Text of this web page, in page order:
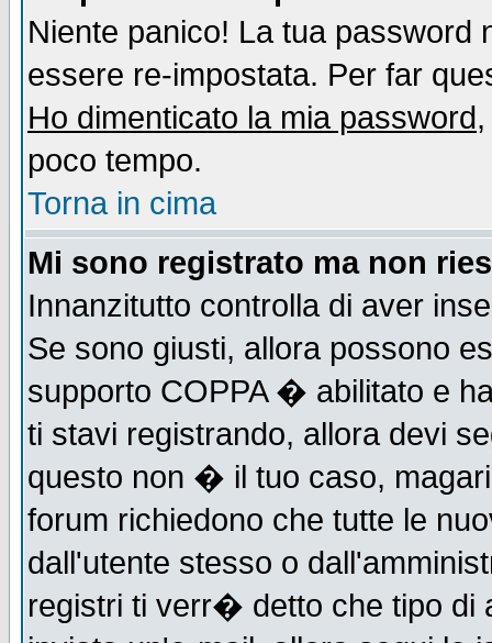
Niente panico! La tua
essere re-impostata. Per far
Ho dimenticato la mia password
poco tempo.
Torna in cima
Mi sono registrato ma non
Innanzitutto controlla di aver
Se sono giusti, allora possono
supporto COPPA � abilitato e
ti stavi registrando, allora devi
questo non � il tuo caso,
forum richiedono che tutte le
dall'utente stesso o
registri ti verr� detto che tipo